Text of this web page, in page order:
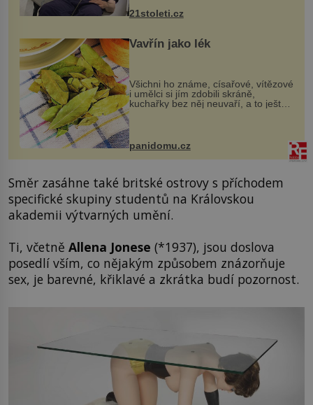
k dostatečně přesnému zacílení ...
21stoleti.cz
Vavřín jako lék
Všichni ho známe, císařové, vítězové
i umělci si jím zdobili skráně,
kuchařky bez něj neuvaří, a to ještě
nevíte, že bobkový list může výrazně
zmírnit některé naše neduhy.
Obsahuje v malém množství ně...
panidomu.cz
Směr zasáhne také britské ostrovy s příchodem
specifické skupiny studentů na Královskou
akademii výtvarných umění.
Ti, včetně Allena Jonese (*1937), jsou doslova
posedlí vším, co nějakým způsobem znázorňuje
sex, je barevné, křiklavé a zkrátka budí pozornost.